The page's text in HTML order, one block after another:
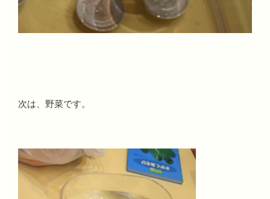
次は、野菜です。